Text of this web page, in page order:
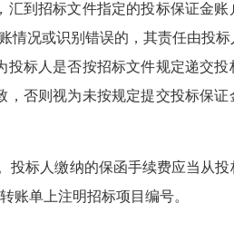
到招标文件指定的投标保证金账
情况或识别错误的，其责任由投
标人是否按招标文件规定递交投
否则视为未按规定提交投标保证
标人缴纳的保函手续费应当从投
账单上注明招标项目编号。